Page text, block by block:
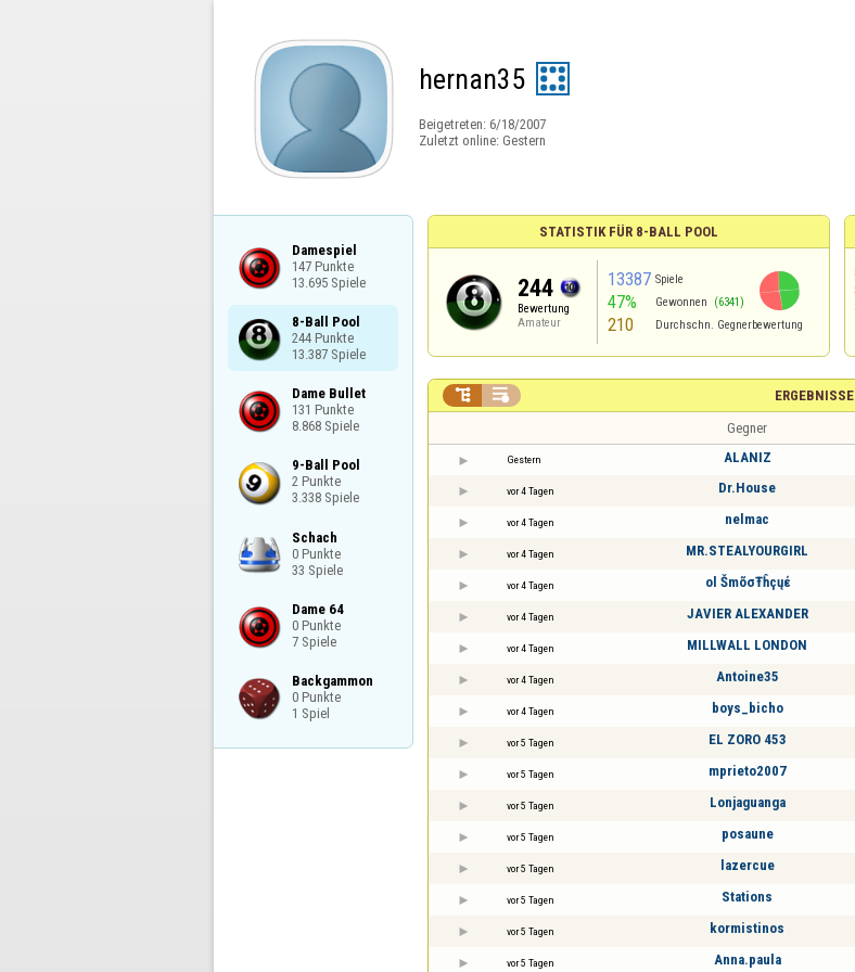
hernan35
Beigetreten: 6/18/2007
Zuletzt online: Gestern
Damespiel
147 Punkte
13.695 Spiele
8-Ball Pool
244 Punkte
13.387 Spiele
Dame Bullet
131 Punkte
8.868 Spiele
9-Ball Pool
2 Punkte
3.338 Spiele
Schach
0 Punkte
33 Spiele
Dame 64
0 Punkte
7 Spiele
Backgammon
0 Punkte
1 Spiel
STATISTIK FÜR 8-BALL POOL
244
Bewertung
Amateur
13387 Spiele
47% Gewonnen (6341)
210 Durchschn. Gegnerbewertung
ERGEBNISSE
 
Gegner
Gestern ALANIZ
vor 4 Tagen Dr.House
vor 4 Tagen nelmac
vor 4 Tagen MR.STEALYOURGIRL
vor 4 Tagen ol ŠmõσŦĥçųέ
vor 4 Tagen JAVIER ALEXANDER
vor 4 Tagen MILLWALL LONDON
vor 4 Tagen Antoine35
vor 4 Tagen boys_bicho
vor 5 Tagen EL ZORO 453
vor 5 Tagen mprieto2007
vor 5 Tagen Lonjaguanga
vor 5 Tagen posaune
vor 5 Tagen lazercue
vor 5 Tagen Stations
vor 5 Tagen kormistinos
vor 5 Tagen Anna.paula